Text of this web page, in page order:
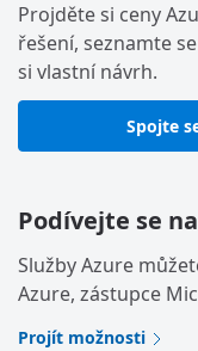
Projděte si ceny
řešení, seznamte
si vlastní návrh.
Spojte
Podívejte se
Služby Azure
Azure, zástupce
Projít možnosti